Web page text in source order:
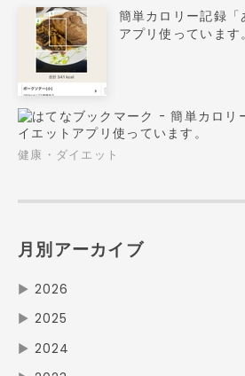
簡単カロリー記録「
アプリ使っています。
健康・ダイエット
月別アーカイブ
▶ 2026
▶ 2025
▶ 2024